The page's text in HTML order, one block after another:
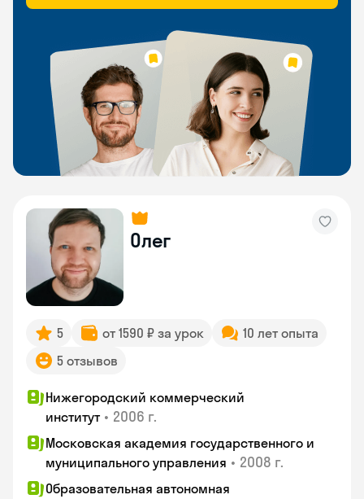
Олег
5 от 1590 ₽ за урок
10 лет опыта
5 отзывов
Нижегородский коммерческий
институт • 2006 г.
Московская академия государственного и
муниципального управления • 2008 г.
Образовательная автономная